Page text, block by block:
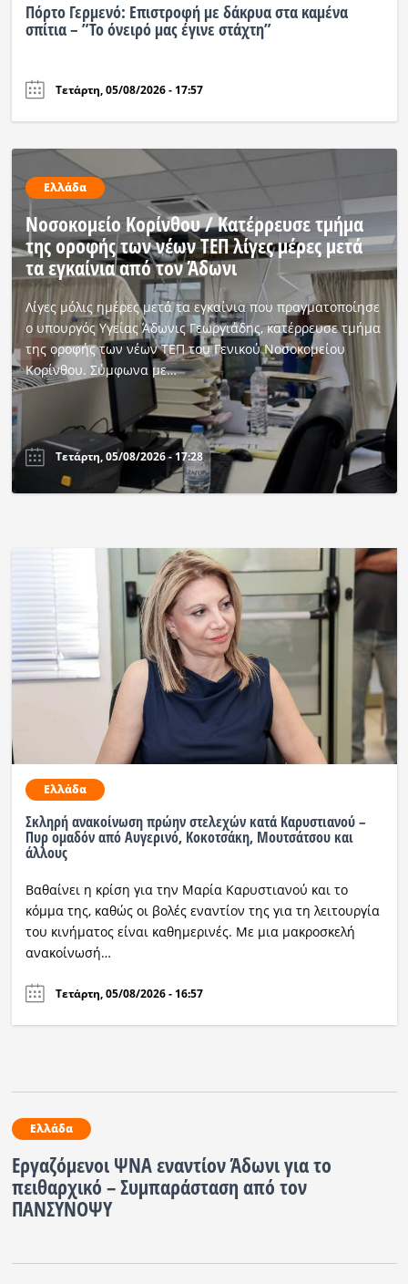
Πόρτο Γερμενό: Επιστροφή με δάκρυα στα καμένα
σπίτια – ”Το όνειρό μας έγινε στάχτη”
Τετάρτη, 05/08/2026 - 17:57
Ελλάδα
Νοσοκομείο Κορίνθου / Κατέρρευσε τμήμα
της οροφής των νέων ΤΕΠ λίγες μέρες μετά
τα εγκαίνια από τον Άδωνι
Λίγες μόλις ημέρες μετά τα εγκαίνια που πραγματοποίησε
ο υπουργός Υγείας Άδωνις Γεωργιάδης, κατέρρευσε τμήμα
της οροφής των νέων ΤΕΠ του Γενικού Νοσοκομείου
Κορίνθου. Σύμφωνα με…
Τετάρτη, 05/08/2026 - 17:28
Ελλάδα
Σκληρή ανακοίνωση πρώην στελεχών κατά Καρυστιανού –
Πυρ ομαδόν από Αυγερινό, Κοκοτσάκη, Μουτσάτσου και
άλλους
Βαθαίνει η κρίση για την Μαρία Καρυστιανού και το
κόμμα της, καθώς οι βολές εναντίον της για τη λειτουργία
του κινήματος είναι καθημερινές. Με μια μακροσκελή
ανακοίνωσή…
Τετάρτη, 05/08/2026 - 16:57
Ελλάδα
Εργαζόμενοι ΨΝΑ εναντίον Άδωνι για το
πειθαρχικό – Συμπαράσταση από τον
ΠΑΝΣΥΝΟΨΥ